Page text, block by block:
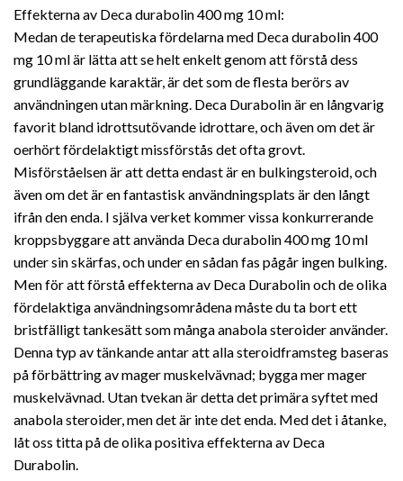
Effekterna av Deca durabolin 400 mg 10 ml:
Medan de terapeutiska fördelarna med Deca durabolin 400
mg 10 ml är lätta att se helt enkelt genom att förstå dess
grundläggande karaktär, är det som de flesta berörs av
användningen utan märkning. Deca Durabolin är en långvarig
favorit bland idrottsutövande idrottare, och även om det är
oerhört fördelaktigt missförstås det ofta grovt.
Misförståelsen är att detta endast är en bulkingsteroid, och
även om det är en fantastisk användningsplats är den långt
ifrån den enda. I själva verket kommer vissa konkurrerande
kroppsbyggare att använda Deca durabolin 400 mg 10 ml
under sin skärfas, och under en sådan fas pågår ingen bulking.
Men för att förstå effekterna av Deca Durabolin och de olika
fördelaktiga användningsområdena måste du ta bort ett
bristfälligt tankesätt som många anabola steroider använder.
Denna typ av tänkande antar att alla steroidframsteg baseras
på förbättring av mager muskelvävnad; bygga mer mager
muskelvävnad. Utan tvekan är detta det primära syftet med
anabola steroider, men det är inte det enda. Med det i åtanke,
låt oss titta på de olika positiva effekterna av Deca
Durabolin.